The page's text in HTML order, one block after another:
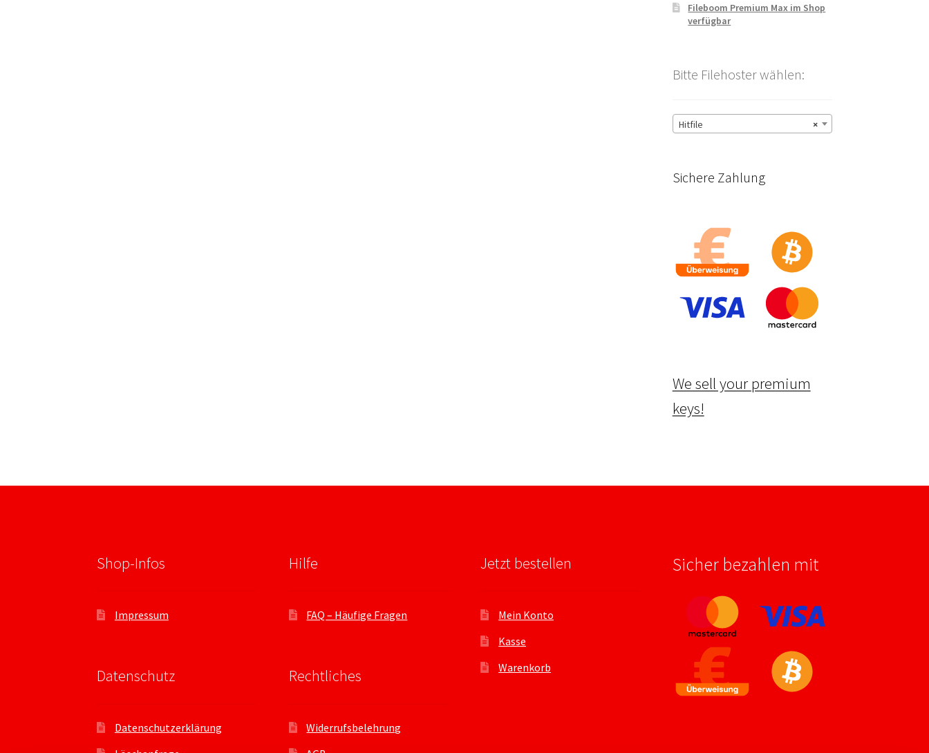
Fileboom Premium Max im Shop
verfügbar
Bitte Filehoster wählen:
×
Hitfile
Sichere Zahlung
We sell your premium
keys!
Shop-Infos
Impressum
Datenschutz
Datenschutzerklärung
Hilfe
FAQ – Häufige Fragen
Rechtliches
Widerrufsbelehrung
Jetzt bestellen
Mein Konto
Kasse
Warenkorb
Sicher bezahlen mit